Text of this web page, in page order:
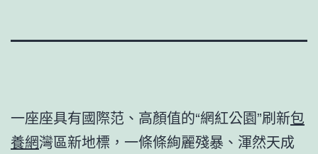
一座座具有國際范、高顏值的“網紅公園”刷新包
養網灣區新地標，一條條絢麗殘暴、渾然天成